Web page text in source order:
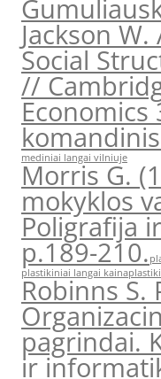
Jackson
Social
//
Economics
mediniai langai vilniuje
Morris G.
mokyklos
Poligrafija
p.189-210.
plastikiniai langai kaina
Robinns S.
pagrindai.
ir